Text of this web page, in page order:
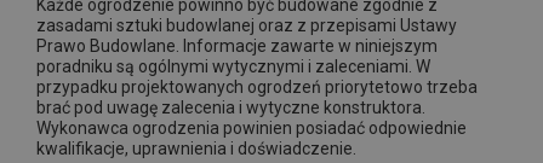
Każde ogrodzenie powinno być budowane zgodnie z
zasadami sztuki budowlanej oraz z przepisami Ustawy
Prawo Budowlane. Informacje zawarte w niniejszym
poradniku są ogólnymi wytycznymi i zaleceniami. W
przypadku projektowanych ogrodzeń priorytetowo trzeba
brać pod uwagę zalecenia i wytyczne konstruktora.
Wykonawca ogrodzenia powinien posiadać odpowiednie
kwalifikacje, uprawnienia i doświadczenie.